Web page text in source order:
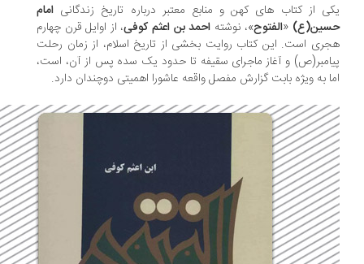
از کتاب های کهن و منابع معتبر درباره تاریخ زندگانیامام
«الفتوح»، نوشته احمد بن اعثم کوفی، از اوایل قرن چهارم
است. این کتاب روایت بخشی از تاریخ اسلام، از زمان رحلت
و آغاز ماجرای سقیفه تا حدود یک سده پس از آن، است،
به ویژه بابت گزارش مفصل واقعه عاشورا اهمیتی دوچندان دارد.